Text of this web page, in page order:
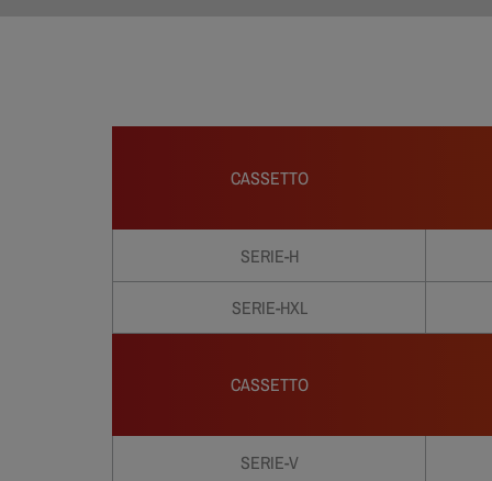
CASSETTO
SERIE-H
SERIE-HXL
CASSETTO
SERIE-V